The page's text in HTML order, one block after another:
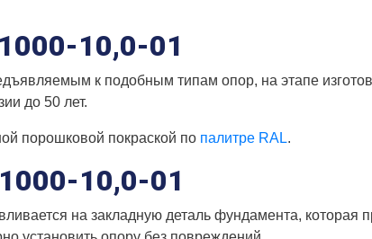
10,0-01
к подобным типам опор, на этапе
до 50 лет.
порошковой покраской по палитре RAL.
10,0-01
на закладную деталь фундамента, которая